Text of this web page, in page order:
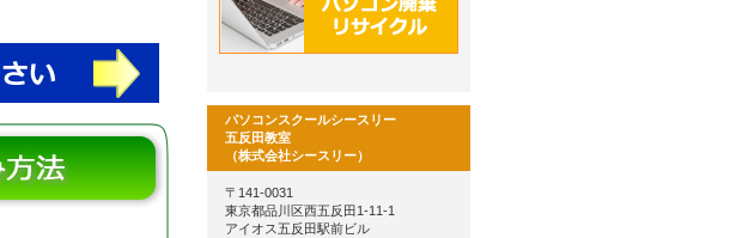
パソコンスクールシースリー
五反田教室
（株式会社シースリー）
〒141-0031
東京都品川区西五反田1-11-1
アイオス五反田駅前ビル